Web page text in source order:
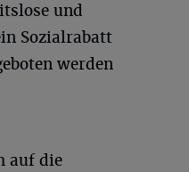
und
Sozialrabatt
werden
auf die